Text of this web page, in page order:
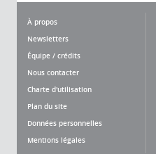
À propos
Newsletters
Équipe / crédits
Nous contacter
Charte d'utilisation
Plan du site
Données personnelles
Mentions légales